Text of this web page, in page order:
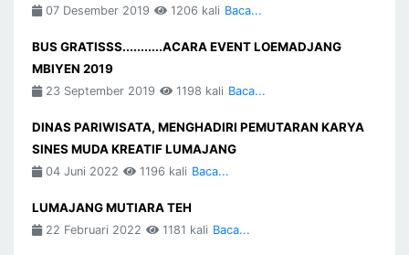
07 Desember 2019 1206 kali Baca...
BUS GRATISSS...........ACARA EVENT LOEMADJANG
MBIYEN 2019
23 September 2019 1198 kali Baca...
DINAS PARIWISATA, MENGHADIRI PEMUTARAN KARYA
SINES MUDA KREATIF LUMAJANG
04 Juni 2022 1196 kali Baca...
LUMAJANG MUTIARA TEH
22 Februari 2022 1181 kali Baca...